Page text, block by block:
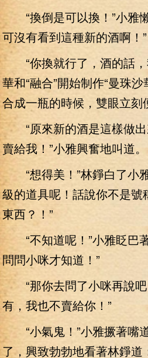
“換倒是可以換！”小雅
可沒有看到這種新的酒啊！”
“你換就行了，酒的話，
華和“融合”開始制作“曼珠
合成一瓶的時候，雙眼立刻
“原來新的酒是這樣做出
賣給我！”小雅興奮地叫道。
“想得美！”林錚白了小雅
級的道具呢！話說你不是
東西？！”
“不知道呢！”小雅眨巴
問問小咪才知道！”
“那你去問了小咪再說吧
有，我也不賣給你！”
“小氣鬼！”小雅撅著嘴
了，興致勃勃地看著林錚